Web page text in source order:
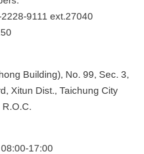
9111 ext.27040
Building), No. 99, Sec. 3,
Xitun Dist., Taichung City
17:00